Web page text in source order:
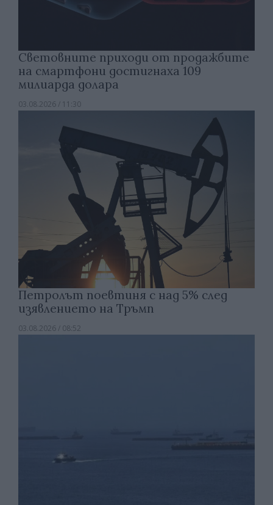
Световните приходи от продажбите
на смартфони достигнаха 109
милиарда долара
03.08.2026 / 11:30
Петролът поевтиня с над 5% след
изявлението на Тръмп
03.08.2026 / 08:52